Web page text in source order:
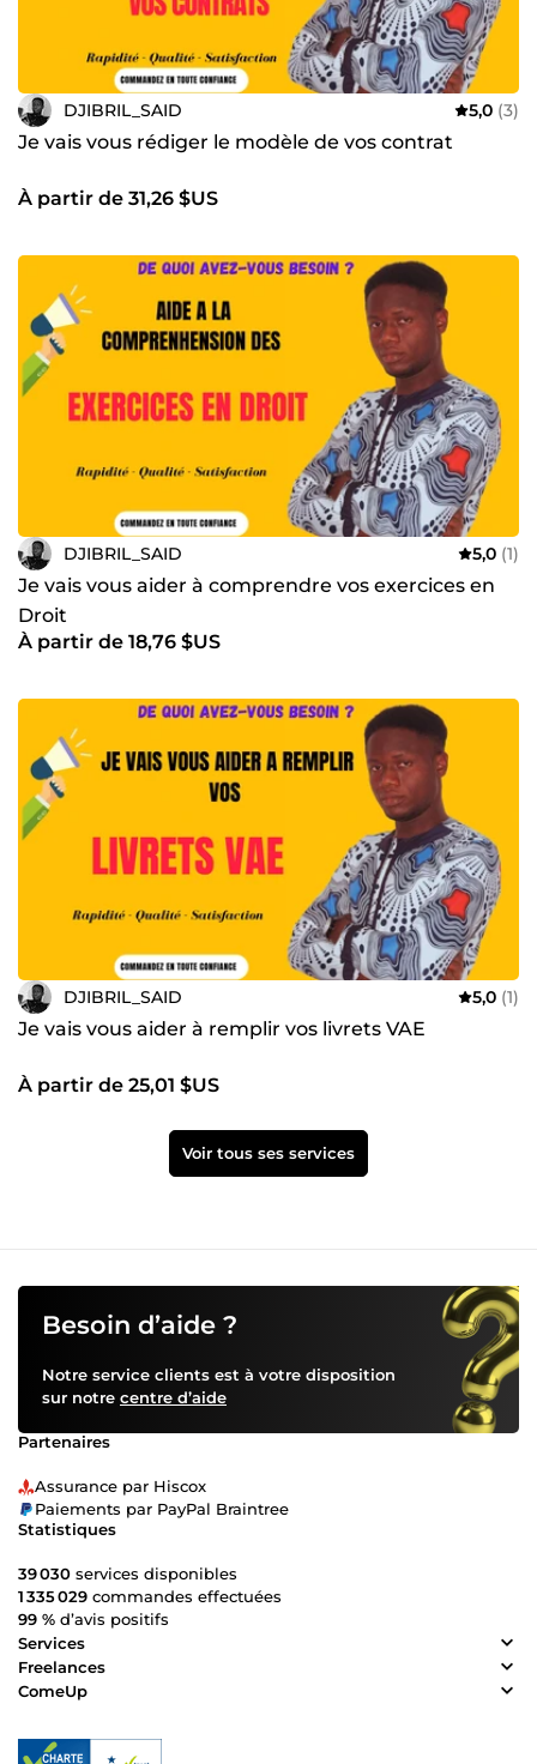
DJIBRIL_SAID 5,0 (3)
Je vais vous rédiger le modèle de vos contrat
À partir de 31,26 $US
DJIBRIL_SAID 5,0 (1)
Je vais vous aider à comprendre vos exercices en
Droit
À partir de 18,76 $US
DJIBRIL_SAID 5,0 (1)
Je vais vous aider à remplir vos livrets VAE
À partir de 25,01 $US
Voir tous ses services
Besoin d’aide ?
Notre service clients est à votre disposition
sur notre centre d’aide
Partenaires
Assurance par Hiscox
Paiements par PayPal Braintree
Statistiques
39 030 services disponibles
1 335 029 commandes effectuées
99 % d’avis positifs
Services
Freelances
ComeUp